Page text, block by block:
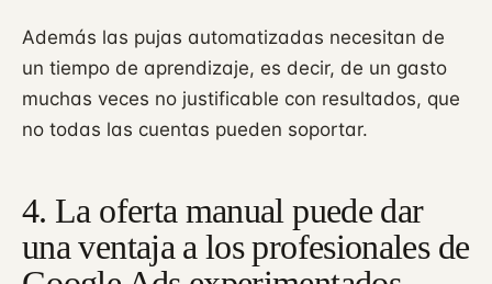
Además las pujas automatizadas necesitan de
un tiempo de aprendizaje, es decir, de un gasto
muchas veces no justificable con resultados, que
no todas las cuentas pueden soportar.
4. La oferta manual puede dar
una ventaja a los profesionales de